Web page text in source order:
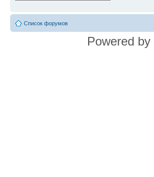
Список форумов
Powered by